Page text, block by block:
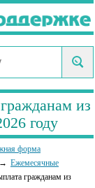
из
году
форма
Ежемесячные
гражданам из